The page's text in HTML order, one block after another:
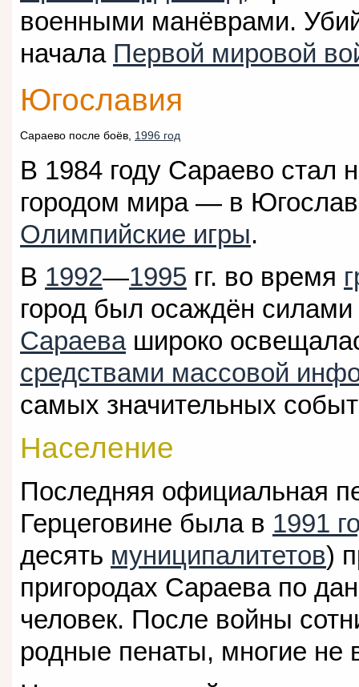
военными манёврами.
начала Первой мировой
Югославия
Сараево после боёв, 1996 год
В 1984 году Сараево
городом мира — в
Олимпийские игры.
В 1992—1995 гг. во время
город был осаждён
Сараевашироко
средствами массовой
самых значительных
Население
Последняя официальная
Герцеговине была в 1991
десять муниципалитетов)
пригородах Сараева по
человек. После войны
родные пенаты, многие не